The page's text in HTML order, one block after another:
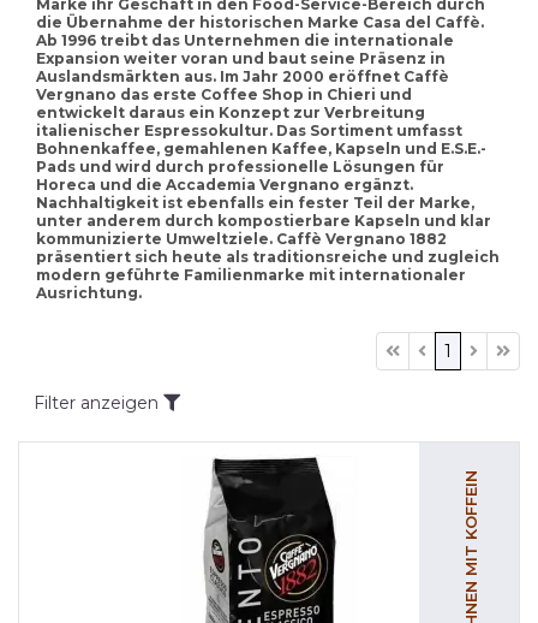
Marke ihr Geschäft in den Food-Service-Bereich durch
die Übernahme der historischen Marke Casa del Caffè.
Ab 1996 treibt das Unternehmen die internationale
Expansion weiter voran und baut seine Präsenz in
Auslandsmärkten aus. Im Jahr 2000 eröffnet Caffè
Vergnano das erste Coffee Shop in Chieri und
entwickelt daraus ein Konzept zur Verbreitung
italienischer Espressokultur. Das Sortiment umfasst
Bohnenkaffee, gemahlenen Kaffee, Kapseln und E.S.E.-
Pads und wird durch professionelle Lösungen für
Horeca und die Accademia Vergnano ergänzt.
Nachhaltigkeit ist ebenfalls ein fester Teil der Marke,
unter anderem durch kompostierbare Kapseln und klar
kommunizierte Umweltziele. Caffè Vergnano 1882
präsentiert sich heute als traditionsreiche und zugleich
modern geführte Familienmarke mit internationaler
Ausrichtung.
1
Filter anzeigen